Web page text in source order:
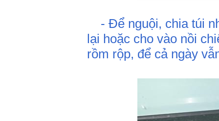
- Để nguội, chia túi
lại hoặc cho vào nồi
rồm rộp, để cả ngày